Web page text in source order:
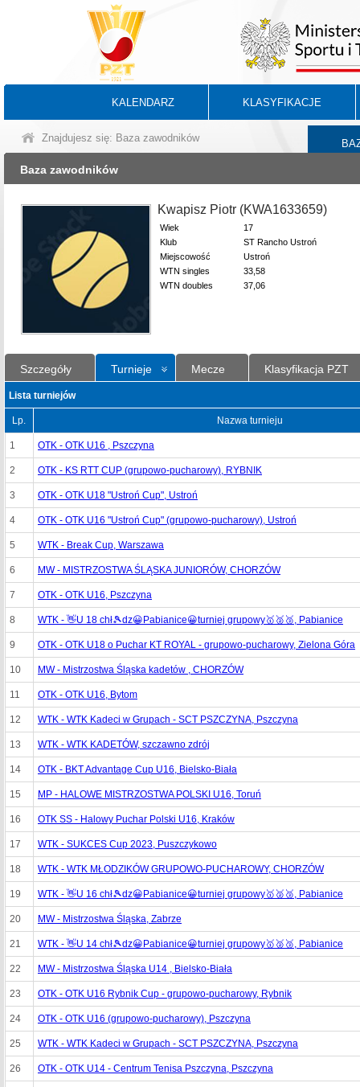
KALENDARZ KLASYFIKACJE
Znajdujesz się: Baza zawodników
Baza zawodników
Kwapisz Piotr (KWA1633659)
Wiek
17
Klub
ST Rancho Ustroń
Miejscowość
Ustroń
WTN singles
33,58
WTN doubles
37,06
Szczegóły Turnieje Mecze Klasyfikacja PZT
Lista turniejów
Lp. Nazwa turnieju
1 OTK - OTK U16 , Pszczyna
2 OTK - KS RTT CUP (grupowo-pucharowy), RYBNIK
3 OTK - OTK U18 "Ustroń Cup", Ustroń
4 OTK - OTK U16 "Ustroń Cup" (grupowo-pucharowy), Ustroń
5 WTK - Break Cup, Warszawa
6 MW - MISTRZOSTWA ŚLĄSKA JUNIORÓW, CHORZÓW
7 OTK - OTK U16, Pszczyna
8 WTK - 👋U 18 chł🎾dz😀Pabianice😀turniej grupowy🥇🥈🥉, Pabianice
9 OTK - OTK U18 o Puchar KT ROYAL - grupowo-pucharowy, Zielona Góra
10 MW - Mistrzostwa Śląska kadetów , CHORZÓW
11 OTK - OTK U16, Bytom
12 WTK - WTK Kadeci w Grupach - SCT PSZCZYNA, Pszczyna
13 WTK - WTK KADETÓW, szczawno zdrój
14 OTK - BKT Advantage Cup U16, Bielsko-Biała
15 MP - HALOWE MISTRZOSTWA POLSKI U16, Toruń
16 OTK SS - Halowy Puchar Polski U16, Kraków
17 WTK - SUKCES Cup 2023, Puszczykowo
18 WTK - WTK MŁODZIKÓW GRUPOWO-PUCHAROWY, CHORZÓW
19 WTK - 👋U 16 chł🎾dz😀Pabianice😀turniej grupowy🥇🥈🥉, Pabianice
20 MW - Mistrzostwa Śląska, Zabrze
21 WTK - 👋U 14 chł🎾dz😀Pabianice😀turniej grupowy🥇🥈🥉, Pabianice
22 MW - Mistrzostwa Śląska U14 , Bielsko-Biała
23 OTK - OTK U16 Rybnik Cup - grupowo-pucharowy, Rybnik
24 OTK - OTK U16 (grupowo-pucharowy), Pszczyna
25 WTK - WTK Kadeci w Grupach - SCT PSZCZYNA, Pszczyna
26 OTK - OTK U14 - Centrum Tenisa Pszczyna, Pszczyna